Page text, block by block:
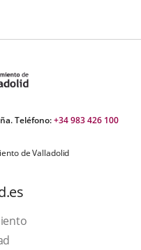
Teléfono:+34 983 426 100
de Valladolid